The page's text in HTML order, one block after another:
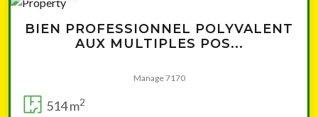
BIEN PROFESSIONNEL POLYVALENT
AUX MULTIPLES POS...
Manage 7170
514 m2